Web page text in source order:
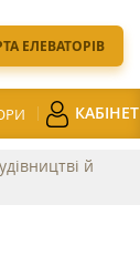
ЕЛЕВАТОРІВ
КАБІНЕТ
й